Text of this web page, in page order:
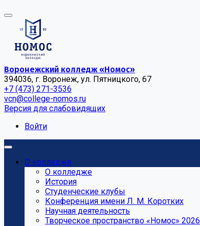
Воронежский колледж «Номос»
394036, г. Воронеж, ул. Пятницкого, 67
+7 (473) 271-3536
vcn@college-nomos.ru
Версия для слабовидящих
Войти
О колледже
О колледже
История
Студенческие клубы
Конференция имени Л. М. Коротких
Научная деятельность
Творческое пространство «Номос» 2026